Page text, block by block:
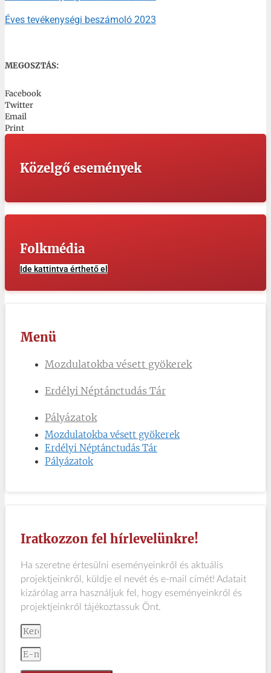
Éves tevékenységi beszámoló 2023
MEGOSZTÁS:
Facebook
Twitter
Email
Print
Közelgő események
Folkmédia​
Ide kattintva érthető el
Menü
Mozdulatokba vésett gyökerek
Erdélyi Néptánctudás Tár
Pályázatok
Mozdulatokba vésett gyökerek
Erdélyi Néptánctudás Tár
Pályázatok
Iratkozzon fel hírlevelünkre!
Ha szeretne értesülni eseményeinkről és aktuális
projektjeinkről, küldje el nevét és e-mail címét! Adatait
kizárólag arra használjuk fel, hogy eseményeinkről és
projektjeinkről tájékoztassuk Önt.